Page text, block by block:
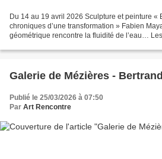
Du 14 au 19 avril 2026 Sculpture et peinture «
chroniques d’une transformation » Fabien
géométrique rencontre la fluidité de l’eau…
Galerie de Mézières -
Publié le 25/03/2026 à 07:50
Par Art Rencontre